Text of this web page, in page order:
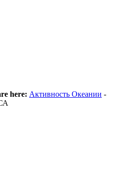
here: Активность Океании -